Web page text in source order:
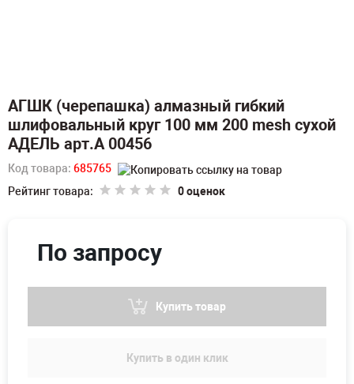
АГШК (черепашка) алмазный гибкий
шлифовальный круг 100 мм 200 mesh сухой
АДЕЛЬ арт.А 00456
Код товара: 685765
Рейтинг товара:
0 оценок
По запросу
Купить товар
Купить в один клик